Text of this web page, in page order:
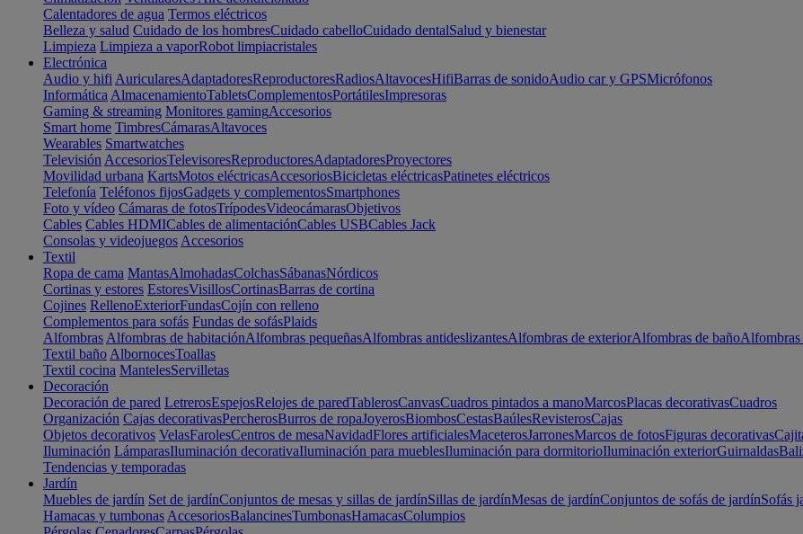
Calentadores de agua Termos eléctricos
Belleza y salud Cuidado de los hombresCuidado cabelloCuidado dentalSalud y bienestar
Limpieza Limpieza a vaporRobot limpiacristales
Electrónica
Audio y hifi AuricularesAdaptadoresReproductoresRadiosAltavocesHifiBarras de sonidoAudio car y GPSMicrófonos
Informática AlmacenamientoTabletsComplementosPortátilesImpresoras
Gaming & streaming Monitores gamingAccesorios
Smart home TimbresCámarasAltavoces
Wearables Smartwatches
Televisión AccesoriosTelevisoresReproductoresAdaptadoresProyectores
Movilidad urbana KartsMotos eléctricasAccesoriosBicicletas eléctricasPatinetes eléctricos
Telefonía Teléfonos fijosGadgets y complementosSmartphones
Foto y vídeo Cámaras de fotosTrípodesVideocámarasObjetivos
Cables Cables HDMICables de alimentaciónCables USBCables Jack
Consolas y videojuegos Accesorios
Textil
Ropa de cama MantasAlmohadasColchasSábanasNórdicos
Cortinas y estores EstoresVisillosCortinasBarras de cortina
Cojines RellenoExteriorFundasCojín con relleno
Complementos para sofás Fundas de sofásPlaids
Alfombras Alfombras de habitaciónAlfombras pequeñasAlfombras antideslizantesAlfombras de exteriorAlfombras de bañoAlfombras
Textil baño AlbornocesToallas
Textil cocina MantelesServilletas
Decoración
Decoración de pared LetrerosEspejosRelojes de paredTablerosCanvasCuadros pintados a manoMarcosPlacas decorativasCuadros
Organización Cajas decorativasPercherosBurros de ropaJoyerosBiombosCestasBaúlesRevisterosCajas
Objetos decorativos VelasFarolesCentros de mesaNavidadFlores artificialesMaceterosJarronesMarcos de fotosFiguras decorativas
Iluminación LámparasIluminación decorativaIluminación para mueblesIluminación para dormitorioIluminación exteriorGuirnaldas
Tendencias y temporadas
Jardín
Muebles de jardín Set de jardínConjuntos de mesas y sillas de jardínSillas de jardínMesas de jardínConjuntos de sofás de jardínSofás
Hamacas y tumbonas AccesoriosBalancinesTumbonasHamacasColumpios